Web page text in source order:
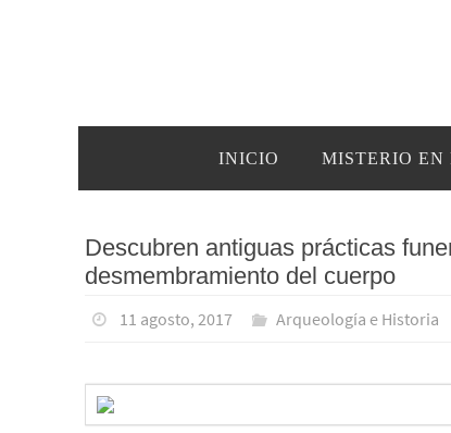
contenido
INICIO MISTERIO EN
Descubren antiguas prácticas
desmembramiento del cuerpo
11 agosto, 2017 Arqueología e Historia